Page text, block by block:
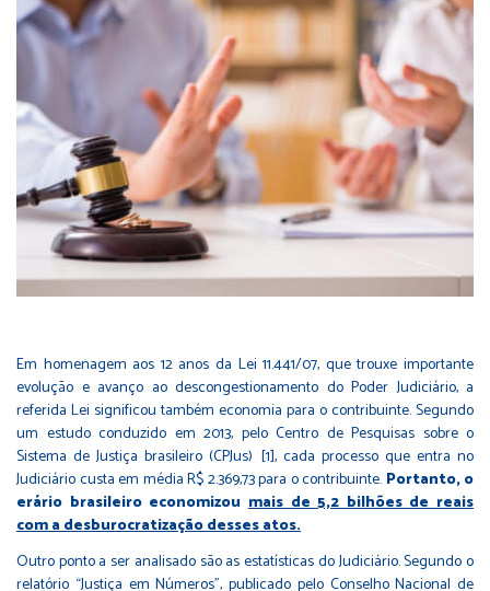
Em homenagem aos 12 anos da Lei 11.441/07, que trouxe importante
evolução e avanço ao descongestionamento do Poder Judiciário, a
referida Lei significou também economia para o contribuinte. Segundo
um estudo conduzido em 2013, pelo Centro de Pesquisas sobre o
Sistema de Justiça brasileiro (CPJus) [1], cada processo que entra no
Judiciário custa em média R$ 2.369,73 para o contribuinte. Portanto, o
erário brasileiro economizou mais de 5,2 bilhões de reais
com a desburocratização desses atos.
Outro ponto a ser analisado são as estatísticas do Judiciário. Segundo o
relatório “Justiça em Números”, publicado pelo Conselho Nacional de